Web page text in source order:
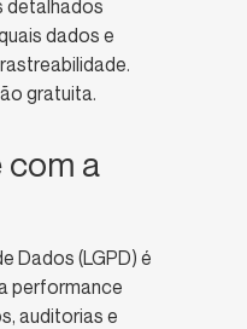
detalhados
dados e
gratuita.
com a
Dados (LGPD) é
performance
auditorias e